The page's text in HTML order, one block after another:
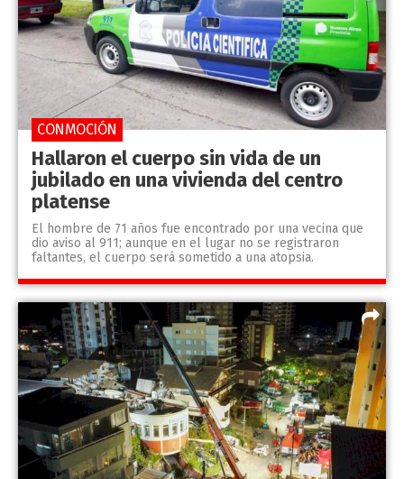
Hallaron el cuerpo sin vida de un
jubilado en una vivienda del centro
platense
El hombre de 71 años fue encontrado por una vecina que
dio aviso al 911; aunque en el lugar no se registraron
faltantes, el cuerpo será sometido a una atopsia.
CONMOCIÓN